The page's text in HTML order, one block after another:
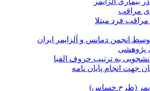
ی مراقب
فرد مبتلا
انجمن دمانس و آلزایمر ایران
پژوهشی
به ترتیب حروف الفبا
جهت انجام پایان نامه
(طرح حساس)